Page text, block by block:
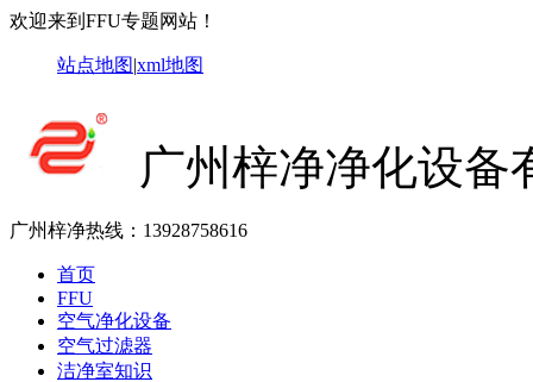
欢迎来到FFU专题网站！
站点地图|xml地图
广州梓净净化设备
广州梓净热线： 13928758616
首页
FFU
空气净化设备
空气过滤器
洁净室知识